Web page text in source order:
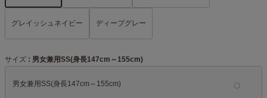
サイズ 男女兼用SS(身長147cm～155cm)
男女兼用SS(身長147cm～155cm)
グレイッシュネイビー ディープグレー